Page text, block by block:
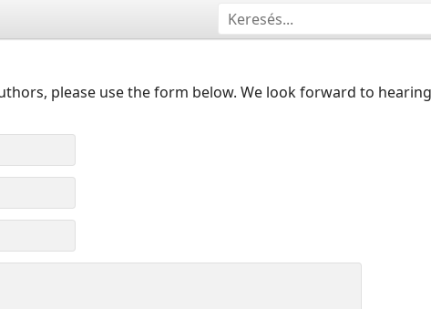
please use the form below. We look forward to